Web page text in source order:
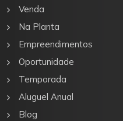
Venda
Na Planta
Empreendimentos
Oportunidade
Temporada
Aluguel Anual
Blog